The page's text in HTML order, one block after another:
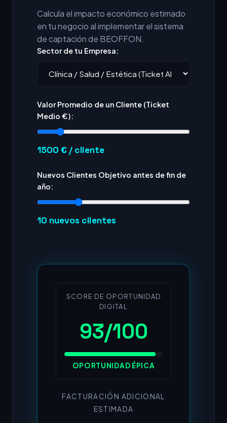
Calcula el impacto económico estimado
en tu negocio al implementar el sistema
de captación de BEOFFON.
Sector de tu Empresa:
Valor Promedio de un Cliente (Ticket
Medio €):
1500 € / cliente
Nuevos Clientes Objetivo antes de fin de
año:
10 nuevos clientes
SCORE DE OPORTUNIDAD
DIGITAL
93/100
OPORTUNIDAD ÉPICA
FACTURACIÓN ADICIONAL
ESTIMADA